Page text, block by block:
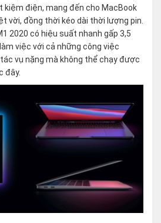
kiệm điện, mang đến cho MacBook
vời, đồng thời kéo dài thời lượng pin.
2020 có hiệu suất nhanh gấp 3,5
việc với cả những công việc
vụ nặng mà không thể chạy được
đây.